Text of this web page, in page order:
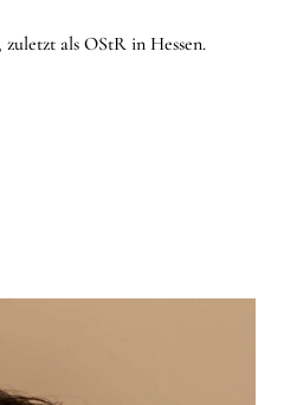
zuletzt als OStR in Hessen.